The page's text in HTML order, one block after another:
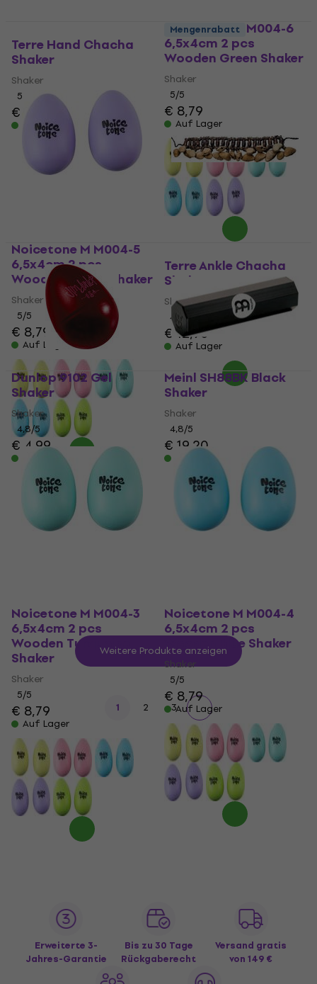
Terre Hand Chacha
Shaker
Shaker
5
€ 18,20
Auf Lager
Noicetone M M004-6
6,5x4cm 2 pcs
Wooden Green Shaker
Shaker
5/5
€ 8,79
Auf Lager
Noicetone M M004-5
6,5x4cm 2 pcs
Wooden Purple Shaker
Shaker
5/5
€ 8,79
Auf Lager
Mengenrabatt
Terre Ankle Chacha
Shaker
Shaker
4,1/5
€ 12,90
Auf Lager
Dunlop 9102 Gel
Shaker
Shaker
4,8/5
€ 4,99
Auf Lager
Meinl SH88BK Black
Shaker
Shaker
4,8/5
€ 19,20
Auf Lager
Noicetone M M004-3
6,5x4cm 2 pcs
Wooden Turquoise
Shaker
Shaker
5/5
€ 8,79
Auf Lager
Noicetone M M004-4
6,5x4cm 2 pcs
Wooden Blue Shaker
Shaker
5/5
€ 8,79
Auf Lager
Weitere Produkte anzeigen
1 2 3
Erweiterte 3-
Jahres-Garantie
Bis zu 30 Tage
Rückgaberecht
Versand gratis
von 149 €